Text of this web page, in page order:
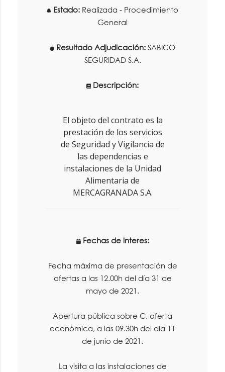
Estado: Realizada - Procedimiento
General
Resultado Adjudicación: SABICO
SEGURIDAD S.A.
Descripción:
El objeto del contrato es la
prestación de los servicios
de Seguridad y Vigilancia de
las dependencias e
instalaciones de la Unidad
Alimentaria de
MERCAGRANADA S.A.
Fechas de interes:
Fecha máxima de presentación de
ofertas a las 12.00h del día 31 de
mayo de 2021.
Apertura pública sobre C, oferta
económica, a las 09.30h del día 11
de junio de 2021.
La visita a las instalaciones de